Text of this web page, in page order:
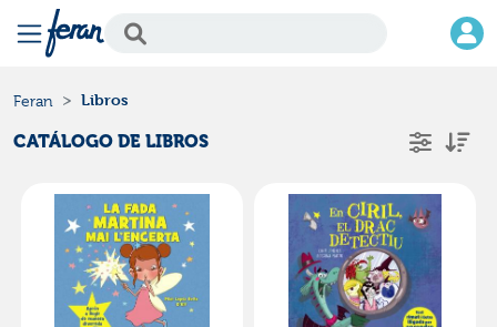
Feran Libros
CATÁLOGO DE LIBROS